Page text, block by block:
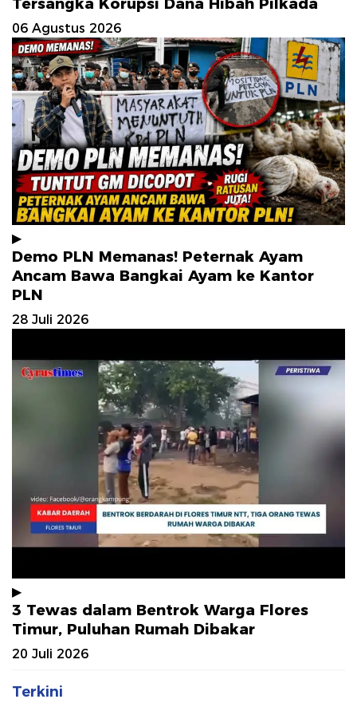
06 Agustus 2026
▶
Demo PLN Memanas! Peternak Ayam
Ancam Bawa Bangkai Ayam ke Kantor
PLN
28 Juli 2026
▶
3 Tewas dalam Bentrok Warga Flores
Timur, Puluhan Rumah Dibakar
20 Juli 2026
Terkini